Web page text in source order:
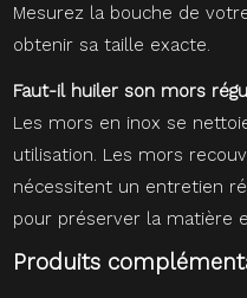
Mesurez la bouche de
obtenir sa taille exacte.
Faut-il huiler son mors
Les mors en inox se
utilisation. Les mors
nécessitent un entretien
pour préserver la matière
Produits